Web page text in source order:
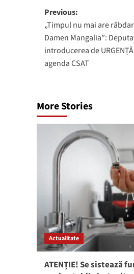
Post
navigation
Previous:
„Timpul nu mai are
Damen Mangalia”:
introducerea de
agenda CSAT
More Stories
Actualitate
ATENȚIE! Se sistează